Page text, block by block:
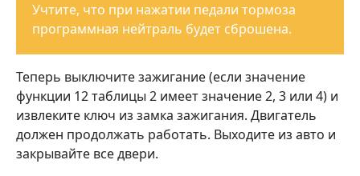
Учтите, что при нажатии педали тормоза
программная нейтраль будет сброшена.
Теперь выключите зажигание (если значение
функции 12 таблицы 2 имеет значение 2, 3 или 4) и
извлеките ключ из замка зажигания. Двигатель
должен продолжать работать. Выходите из авто и
закрывайте все двери.